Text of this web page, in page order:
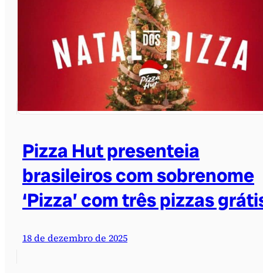
Pizza Hut presenteia
brasileiros com sobrenome
‘Pizza’ com três pizzas
18 de dezembro de 2025